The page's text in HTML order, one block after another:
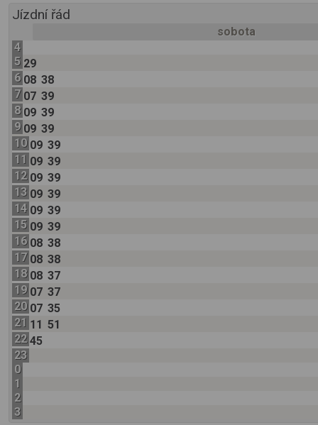
Jízdní řád
sobota
4
5 29
6 08 38
7 07 39
8 09 39
9 09 39
10 09 39
11 09 39
12 09 39
13 09 39
14 09 39
15 09 39
16 08 38
17 08 38
18 08 37
19 07 37
20 07 35
21 11 51
22 45
23
0
1
2
3